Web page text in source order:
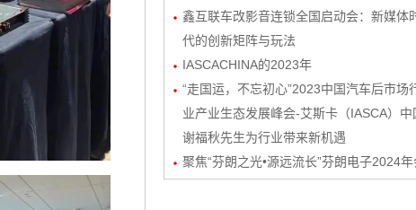
鑫互联车改影音连锁全国启动会：新媒体
代的创新矩阵与玩法
IASCACHINA的2023年
“走国运，不忘初心”2023中国汽车后市场
业产业生态发展峰会-艾斯卡（IASCA）中
谢福秋先生为行业带来新机遇
聚焦“芬朗之光•源远流长”芬朗电子2024年